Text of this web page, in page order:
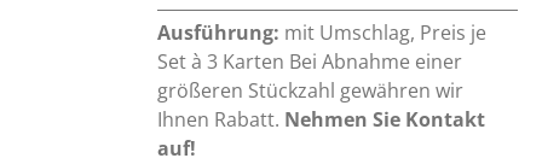
Ausführung: mit Umschlag, Preis je
Set à 3 Karten Bei Abnahme einer
größeren Stückzahl gewähren wir
Ihnen Rabatt. Nehmen Sie Kontakt
auf!